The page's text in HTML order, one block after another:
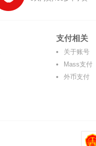
支付相关
关于账号
Mass支付
外币支付